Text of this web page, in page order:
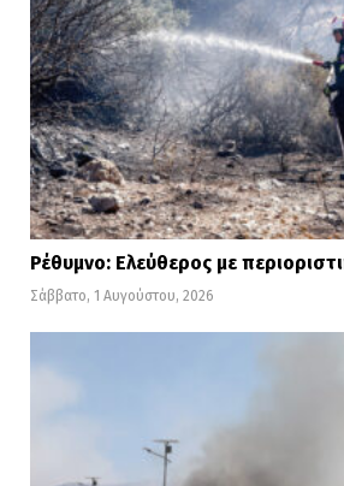
Ρέθυμνο: Ελεύθερος με
Σάββατο, 1 Αυγούστου, 2026